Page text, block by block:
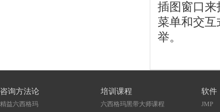
插图窗口
菜单和交互
举。
咨询方法论
精益六西格玛
培训课程
六西格玛黑带大师课程
软件
JMP